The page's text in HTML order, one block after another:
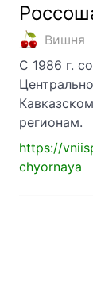
Вишня
С 1986 г.
регионам.
https://
chyornaya